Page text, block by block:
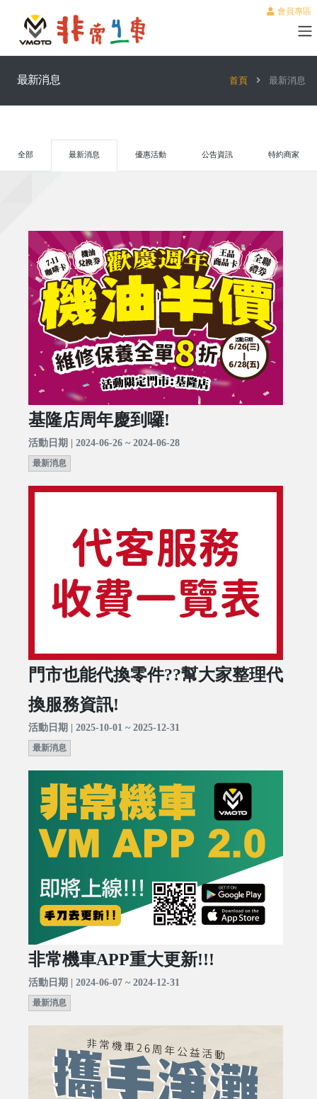
會員專區
最新消息 首頁 最新消息
全部 最新消息 優惠活動 公告資訊 特約商家
基隆店周年慶到囉!
活動日期 | 2024-06-26 ~ 2024-06-28
最新消息
門市也能代換零件??幫大家整理代
換服務資訊!
活動日期 | 2025-10-01 ~ 2025-12-31
最新消息
非常機車APP重大更新!!!
活動日期 | 2024-06-07 ~ 2024-12-31
最新消息